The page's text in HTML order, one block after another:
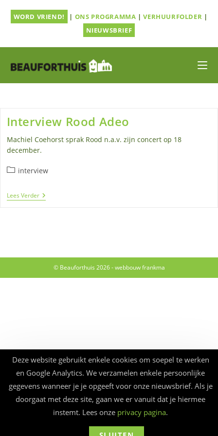
naarWORD VRIEND! | ONS PROGRAMMA |VERHUURFOLDER |
NIEUWSBRIEF
Interview Rood Adeo
Machiel Coehorst sprak Rood n.a.v. zijn concert op 18
december.
Berichtcategorie:
interview
Lees VerderInterview
Rood
© Beauforthuis 2026 - webbouwfrankma
Deze website gebruikt enkele cookies om soepel te werken
en Google Analytics. We verzamelen enkele persoonlijke
gegevens wanneer je je opgeeft voor onze nieuwsbrief. Als je
doorgaat met deze site, gaan we er vanuit dat je hiermee
instemt. Lees onze privacy pagina.